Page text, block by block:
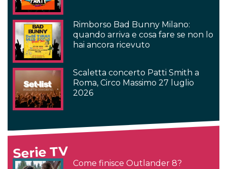
Rimborso Bad Bunny Milano:
quando arriva e cosa fare se non lo
hai ancora ricevuto
Scaletta concerto Patti Smith a
Roma, Circo Massimo 27 luglio
2026
Serie TV
Come finisce Outlander 8?